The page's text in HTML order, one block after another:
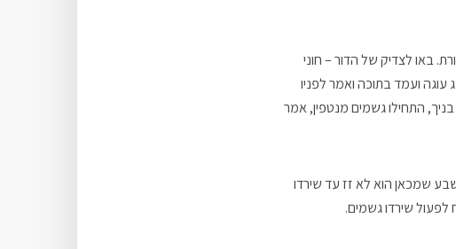
באו לצדיק של הדור – חוני
ועמד בתוכה ואמר לפניו
התחילו גשמים מנטפין, אמר
שמכאן הוא לא זז עד שירדו
לפעול שירדו גשמים.